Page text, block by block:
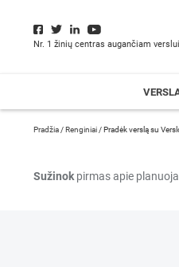
Nr. 1 žinių centras augančiam verslui
Pradžia /Renginiai /Pradėk verslą su
Sužinok pirmas apie